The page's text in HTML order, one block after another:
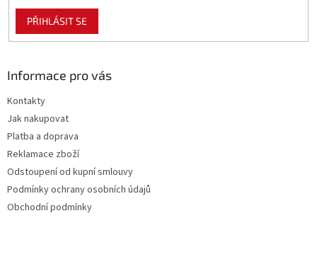
PŘIHLÁSIT SE
Informace pro vás
Kontakty
Jak nakupovat
Platba a doprava
Reklamace zboží
Odstoupení od kupní smlouvy
Podmínky ochrany osobních údajů
Obchodní podmínky